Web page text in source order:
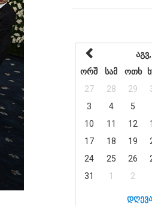
ორშ
სამ ოთხ
27
28 29
3
4 5
10
11 12
17
18 19
24
25 26
31
1 2